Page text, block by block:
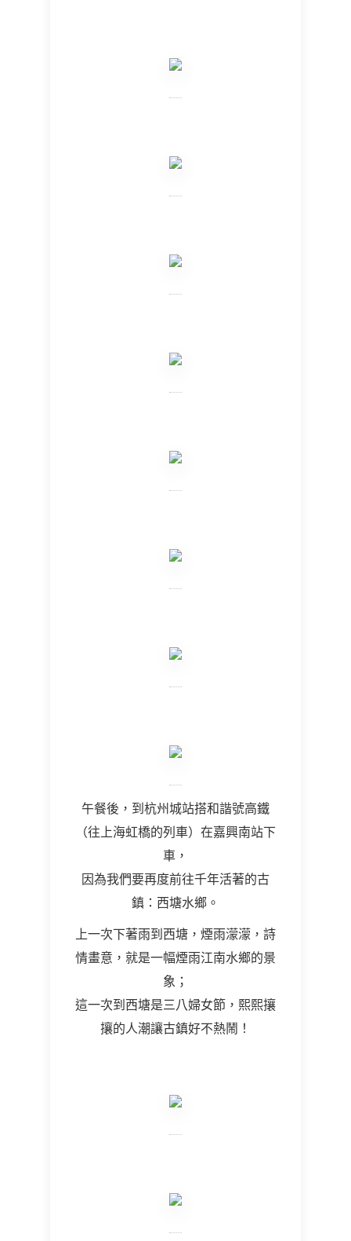
午餐後，到杭州城站搭和諧號高鐵
（往上海虹橋的列車）在嘉興南站下
車，
因為我們要再度前往千年活著的古
鎮：西塘水鄉。
上一次下著雨到西塘，煙雨濛濛，詩
情畫意，就是一幅煙雨江南水鄉的景
象；
這一次到西塘是三八婦女節，熙熙攘
攘的人潮讓古鎮好不熱鬧！